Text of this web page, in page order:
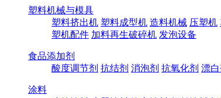
塑料机械与模具
塑料挤出机 塑料成型机 造料机械 压塑机
塑机配件 加料再生破碎机 发泡设备
食品添加剂
酸度调节剂 抗结剂 消泡剂 抗氧化剂 漂白
涂料